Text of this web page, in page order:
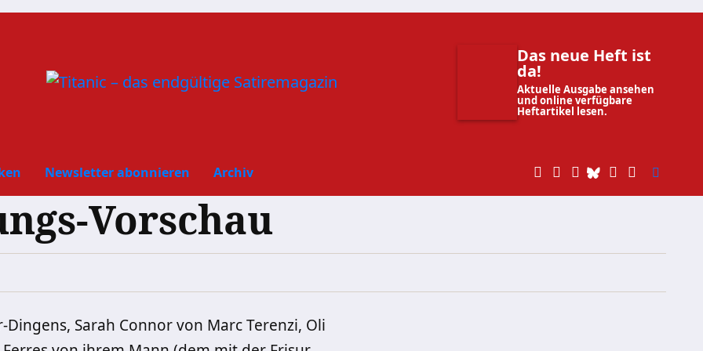
Das neue Heft ist
da!
Aktuelle Ausgabe ansehen
und online verfügbare
Heftartikel lesen.
Newsletter abonnieren Archiv
Vorschau
Sarah Connor von Marc Terenzi, Oli